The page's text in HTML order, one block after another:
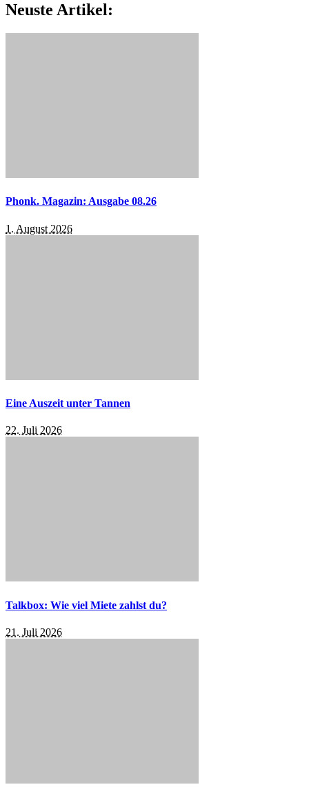
Neuste Artikel:
Phonk. Magazin: Ausgabe 08.26
1. August 2026
Eine Auszeit unter Tannen
22. Juli 2026
Talkbox: Wie viel Miete zahlst du?
21. Juli 2026